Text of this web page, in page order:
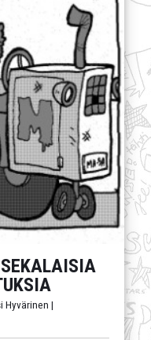
Hyvärinen |